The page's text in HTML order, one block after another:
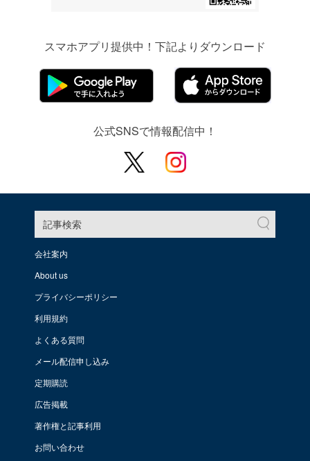
スマホアプリ提供中！下記よりダウンロード
公式SNSで情報配信中！
記事検索
会社案内
About us
プライバシーポリシー
利用規約
よくある質問
メール配信申し込み
定期購読
広告掲載
著作権と記事利用
お問い合わせ